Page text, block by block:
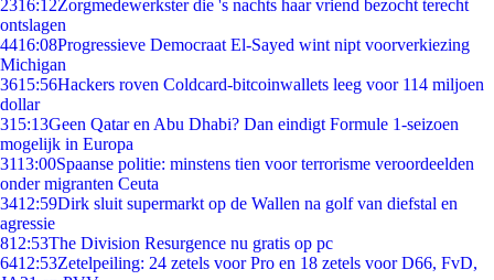
2316:12Zorgmedewerkster die 's nachts haar vriend bezocht terecht
ontslagen
4416:08Progressieve Democraat El-Sayed wint nipt voorverkiezing
Michigan
3615:56Hackers roven Coldcard-bitcoinwallets leeg voor 114 miljoen
dollar
315:13Geen Qatar en Abu Dhabi? Dan eindigt Formule 1-seizoen
mogelijk in Europa
3113:00Spaanse politie: minstens tien voor terrorisme veroordeelden
onder migranten Ceuta
3412:59Dirk sluit supermarkt op de Wallen na golf van diefstal en
agressie
812:53The Division Resurgence nu gratis op pc
6412:53Zetelpeiling: 24 zetels voor Pro en 18 zetels voor D66, FvD,